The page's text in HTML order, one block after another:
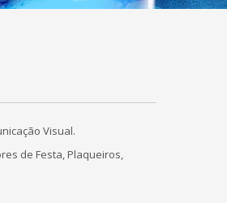
Visual.
de Festa, Plaqueiros,